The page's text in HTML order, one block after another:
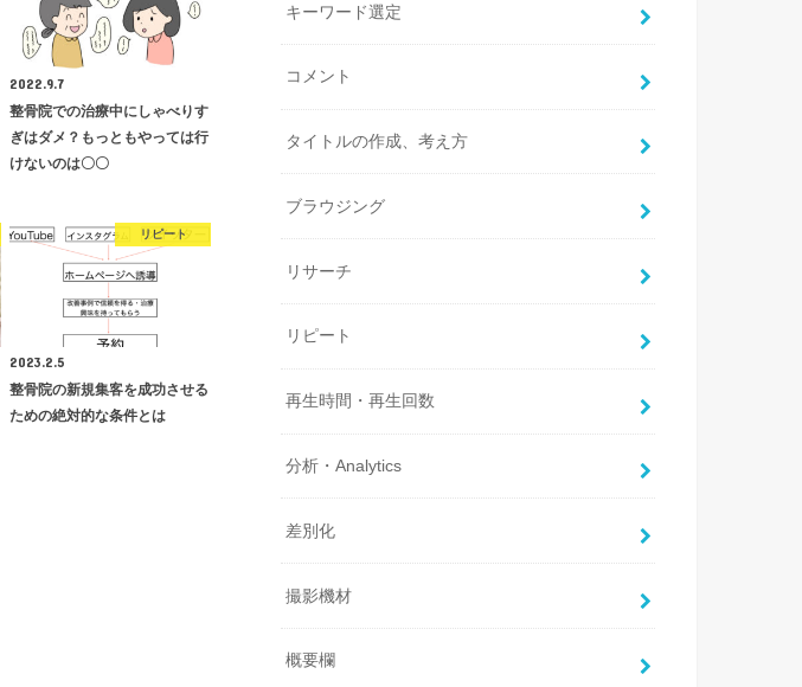
2022.9.7
整骨院での治療中にしゃべりす
ぎはダメ？もっともやっては行
けないのは〇〇
リピート
2023.2.5
整骨院の新規集客を成功させる
ための絶対的な条件とは
キーワード選定
コメント
タイトルの作成、考え方
ブラウジング
リサーチ
リピート
再生時間・再生回数
分析・Analytics
差別化
撮影機材
概要欄